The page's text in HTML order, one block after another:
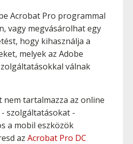
Acrobat Pro programmal
vagy megvásárolhat egy
hogy kihasználja a
melyek az Adobe
válnak
nem tartalmazza az online
szolgáltatásokat -
a mobil eszközök
az Acrobat Pro DC